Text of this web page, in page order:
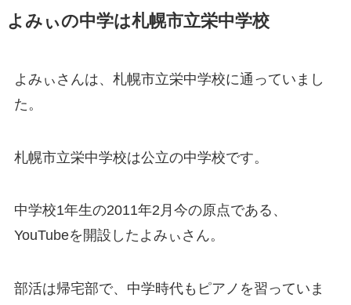
よみぃの中学は札幌市立栄中学校
よみぃさんは、札幌市立栄中学校に通っていまし
た。
札幌市立栄中学校は公立の中学校です。
中学校1年生の2011年2月今の原点である、
YouTubeを開設したよみぃさん。
部活は帰宅部で、中学時代もピアノを習っていま